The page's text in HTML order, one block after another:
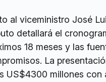
al viceministro José
detallará el
18 meses y las
La
US$4300 millones con